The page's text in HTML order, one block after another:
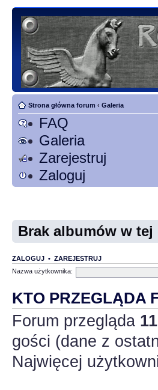
Strona główna forum ‹ Galeria
FAQ
Galeria
Zarejestruj
Zaloguj
Brak albumów w tej
ZALOGUJ • ZAREJESTRUJ
Nazwa użytkownika:
KTO PRZEGLĄDA
Forum przegląda 11
gości (dane z
Najwięcej